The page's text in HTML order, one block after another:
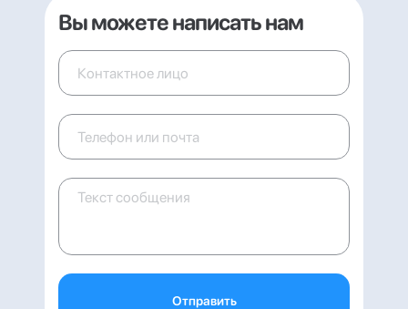
Вы можете написать нам
Отправить